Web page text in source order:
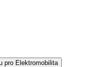
pro Elektromobilita